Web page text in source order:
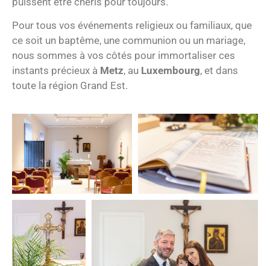
Pour tous vos événements religieux ou familiaux, que
ce soit un baptême, une communion ou un mariage,
nous sommes à vos côtés pour immortaliser ces
instants précieux à Metz, au Luxembourg, et dans
toute la région Grand Est.